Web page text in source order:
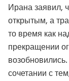
Ирана заявил,
открытым, а
то время как
прекращении
сочетании с